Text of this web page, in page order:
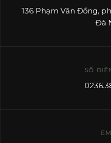
136 Phạm Văn Đồng,
Đà
SỐ